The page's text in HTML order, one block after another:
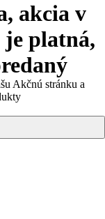
akcia v
platná,
Akčnú stránku a